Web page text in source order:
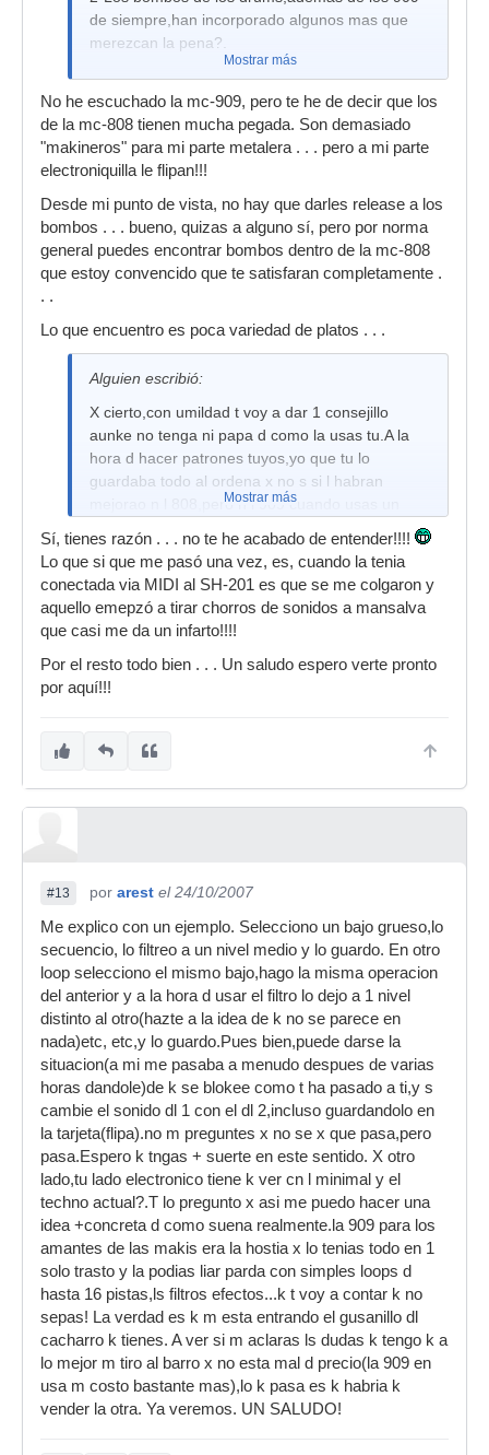
de siempre,han incorporado algunos mas que
merezcan la pena?.
Mostrar más
No he escuchado la mc-909, pero te he de decir que los
de la mc-808 tienen mucha pegada. Son demasiado
"makineros" para mi parte metalera . . . pero a mi parte
electroniquilla le flipan!!!
Desde mi punto de vista, no hay que darles release a los
bombos . . . bueno, quizas a alguno sí, pero por norma
general puedes encontrar bombos dentro de la mc-808
que estoy convencido que te satisfaran completamente .
. .
Lo que encuentro es poca variedad de platos . . .
Alguien escribió:
X cierto,con umildad t voy a dar 1 consejillo
aunke no tenga ni papa d como la usas tu.A la
hora d hacer patrones tuyos,yo que tu lo
guardaba todo al ordena x no s si l habran
mejorao n l 808,pero n l 909 cuando usas un
mismo sonido en varios patrones con diferentes
parametros,si lo tienes en user o en tarjeta,s te
pueden cambiar los sonidos(si no lo entiendes
otro dia t lo explico mejor) Un saludo y gracias x
la info.
Mostrar más
Sí, tienes razón . . . no te he acabado de entender!!!!
Lo que si que me pasó una vez, es, cuando la tenia
conectada via MIDI al SH-201 es que se me colgaron y
aquello emepzó a tirar chorros de sonidos a mansalva
que casi me da un infarto!!!!
Por el resto todo bien . . . Un saludo espero verte pronto
por aquí!!!
#13 por arest el 24/10/2007
Me explico con un ejemplo. Selecciono un bajo grueso,lo
secuencio, lo filtreo a un nivel medio y lo guardo. En otro
loop selecciono el mismo bajo,hago la misma operacion
del anterior y a la hora d usar el filtro lo dejo a 1 nivel
distinto al otro(hazte a la idea de k no se parece en
nada)etc, etc,y lo guardo.Pues bien,puede darse la
situacion(a mi me pasaba a menudo despues de varias
horas dandole)de k se blokee como t ha pasado a ti,y s
cambie el sonido dl 1 con el dl 2,incluso guardandolo en
la tarjeta(flipa).no m preguntes x no se x que pasa,pero
pasa.Espero k tngas + suerte en este sentido. X otro
lado,tu lado electronico tiene k ver cn l minimal y el
techno actual?.T lo pregunto x asi me puedo hacer una
idea +concreta d como suena realmente.la 909 para los
amantes de las makis era la hostia x lo tenias todo en 1
solo trasto y la podias liar parda con simples loops d
hasta 16 pistas,ls filtros efectos...k t voy a contar k no
sepas! La verdad es k m esta entrando el gusanillo dl
cacharro k tienes. A ver si m aclaras ls dudas k tengo k a
lo mejor m tiro al barro x no esta mal d precio(la 909 en
usa m costo bastante mas),lo k pasa es k habria k
vender la otra. Ya veremos. UN SALUDO!